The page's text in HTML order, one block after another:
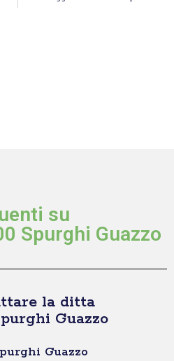
su
Spurghi Guazzo
la ditta
Guazzo
Guazzo